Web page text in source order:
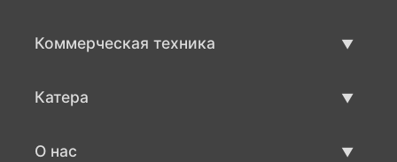
Коммерческая техника
Катера
О нас